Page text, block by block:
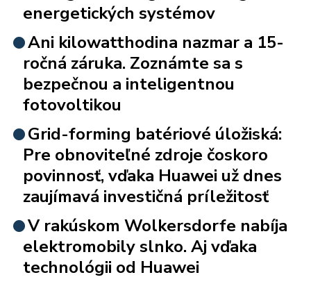
energetických systémov
Ani kilowatthodina nazmar a 15-
ročná záruka. Zoznámte sa s
bezpečnou a inteligentnou
fotovoltikou
Grid-forming batériové úložiská:
Pre obnoviteľné zdroje čoskoro
povinnosť, vďaka Huawei už dnes
zaujímavá investičná príležitosť
V rakúskom Wolkersdorfe nabíja
elektromobily slnko. Aj vďaka
technológii od Huawei